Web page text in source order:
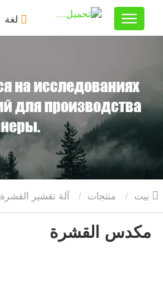
لغة
منتجات آلة تقشير القشرة
مكدس القشرة